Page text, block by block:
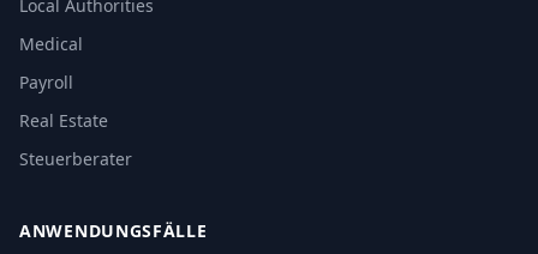
Local Authorities
Medical
Payroll
Real Estate
Steuerberater
ANWENDUNGSFÄLLE